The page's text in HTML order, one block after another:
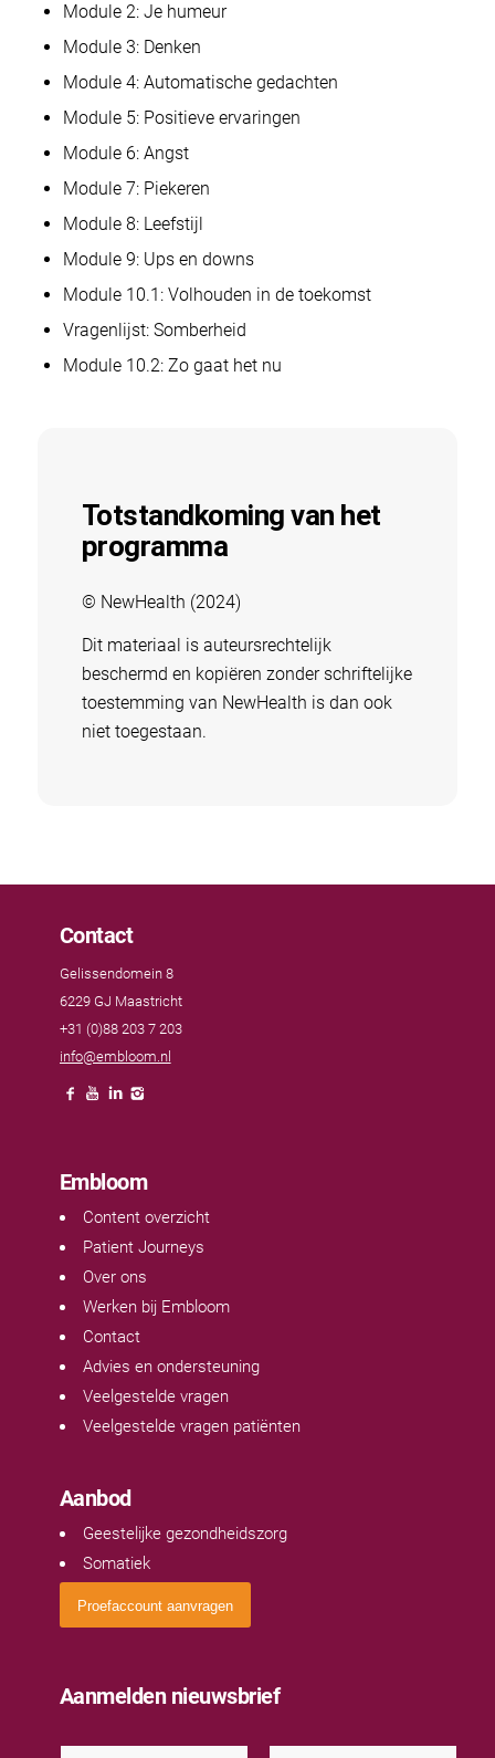
Module 2: Je humeur
Module 3: Denken
Module 4: Automatische gedachten
Module 5: Positieve ervaringen
Module 6: Angst
Module 7: Piekeren
Module 8: Leefstijl
Module 9: Ups en downs
Module 10.1: Volhouden in de toekomst
Vragenlijst: Somberheid
Module 10.2: Zo gaat het nu
Totstandkoming van het
programma
© NewHealth (2024)
Dit materiaal is auteursrechtelijk
beschermd en kopiëren zonder schriftelijke
toestemming van NewHealth is dan ook
niet toegestaan.
Contact
Gelissendomein 8
6229 GJ Maastricht
+31 (0)88 203 7 203
info@embloom.nl
Embloom
Content overzicht
Patient Journeys
Over ons
Werken bij Embloom
Contact
Advies en ondersteuning
Veelgestelde vragen
Veelgestelde vragen patiënten
Aanbod
Geestelijke gezondheidszorg
Somatiek
Proefaccount aanvragen
Aanmelden nieuwsbrief